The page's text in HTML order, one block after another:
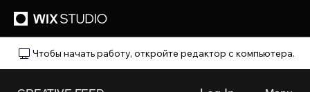
Чтобы начать работу, откройте редактор с компьютера.